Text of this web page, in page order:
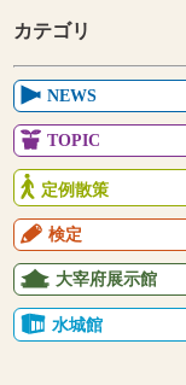
カテゴリ
NEWS
TOPIC
定例散策
検定
大宰府展示館
水城館